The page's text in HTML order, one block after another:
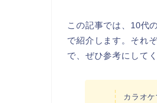
この記事では、10代
で紹介します。それ
で、ぜひ参考にして
カラオ